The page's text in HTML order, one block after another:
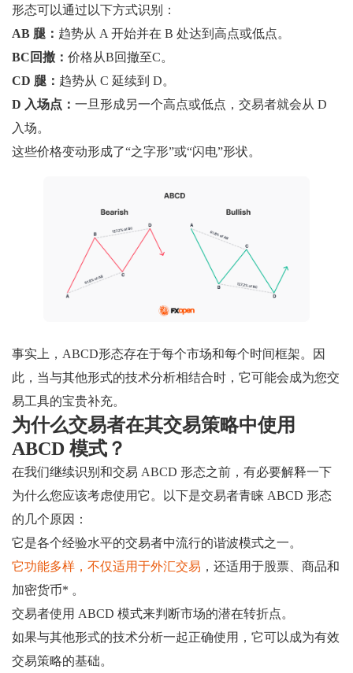
形态可以通过以下方式识别：
AB 腿： 趋势从 A 开始并在 B 处达到高点或低点。
BC回撤： 价格从B回撤至C。
CD 腿： 趋势从 C 延续到 D。
D 入场点： 一旦形成另一个高点或低点，交易者就会从 D
入场。
这些价格变动形成了“之字形”或“闪电”形状。
事实上，ABCD形态存在于每个市场和每个时间框架。因
此，当与其他形式的技术分析相结合时，它可能会成为您交
易工具的宝贵补充。
为什么交易者在其交易策略中使用
ABCD 模式？
在我们继续识别和交易 ABCD 形态之前，有必要解释一下
为什么您应该考虑使用它。以下是交易者青睐 ABCD 形态
的几个原因：
它是各个经验水平的交易者中流行的谐波模式之一。
它功能多样，不仅适用于外汇交易 ，还适用于股票、商品和
加密货币* 。
交易者使用 ABCD 模式来判断市场的潜在转折点。
如果与其他形式的技术分析一起正确使用，它可以成为有效
交易策略的基础。